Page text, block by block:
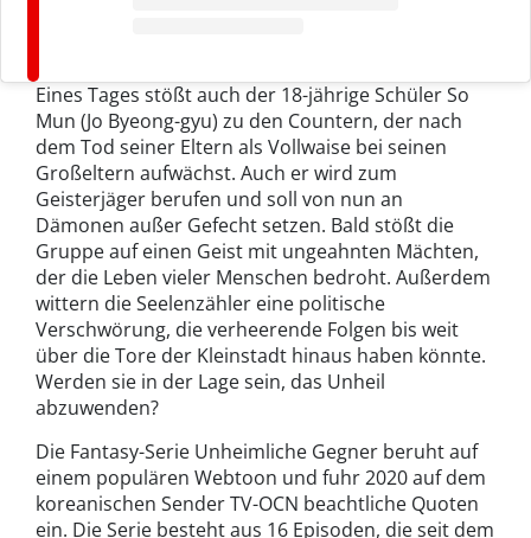
Eines Tages stößt auch der 18-jährige Schüler So
Mun (Jo Byeong-gyu) zu den Countern, der nach
dem Tod seiner Eltern als Vollwaise bei seinen
Großeltern aufwächst. Auch er wird zum
Geisterjäger berufen und soll von nun an
Dämonen außer Gefecht setzen. Bald stößt die
Gruppe auf einen Geist mit ungeahnten Mächten,
der die Leben vieler Menschen bedroht. Außerdem
wittern die Seelenzähler eine politische
Verschwörung, die verheerende Folgen bis weit
über die Tore der Kleinstadt hinaus haben könnte.
Werden sie in der Lage sein, das Unheil
abzuwenden?
Die Fantasy-Serie Unheimliche Gegner beruht auf
einem populären Webtoon und fuhr 2020 auf dem
koreanischen Sender TV-OCN beachtliche Quoten
ein. Die Serie besteht aus 16 Episoden, die seit dem